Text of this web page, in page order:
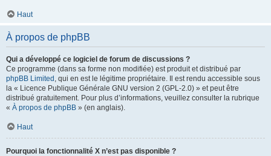
Haut
À propos de phpBB
Qui a développé ce logiciel de forum de discussions ?
Ce programme (dans sa forme non modifiée) est produit et distribué par
phpBB Limited , qui en est le légitime propriétaire. Il est rendu accessible sous
la « Licence Publique Générale GNU version 2 (GPL-2.0) » et peut être
distribué gratuitement. Pour plus d’informations, veuillez consulter la rubrique
« À propos de phpBB » (en anglais).
Haut
Pourquoi la fonctionnalité X n’est pas disponible ?